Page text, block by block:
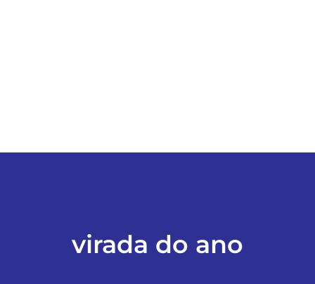
EDIÇÕES EM PDFvirada do ano